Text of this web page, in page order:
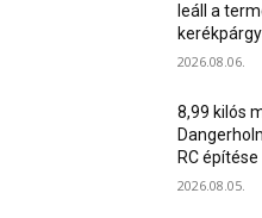
leáll a
2026.08.06.
8,99 kilós
RC építése
2026.08.05.